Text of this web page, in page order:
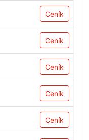
Ceník
Ceník
Ceník
Ceník
Ceník